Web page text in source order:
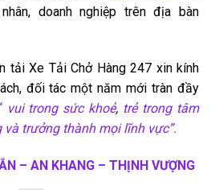
doanh nghiệp trên địa bàn
tải Xe Tải Chở Hàng 247 xin kính
đối tác một năm mới tràn đầy
vui trong sức khoẻ, trẻ trong tâm
trưởng thành mọi lĩnh vực”.
– AN KHANG – THỊNH VƯỢNG